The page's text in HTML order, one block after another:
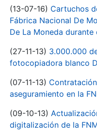
(13-07-16) Cartuchos
Fábrica Nacional De
De La Moneda durante
(27-11-13) 3.000.000
fotocopiadora blanco
(07-11-13)
aseguramiento en la
(09-10-13)
digitalización de la